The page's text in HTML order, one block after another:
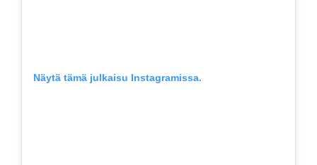
Näytä tämä julkaisu Instagramissa.